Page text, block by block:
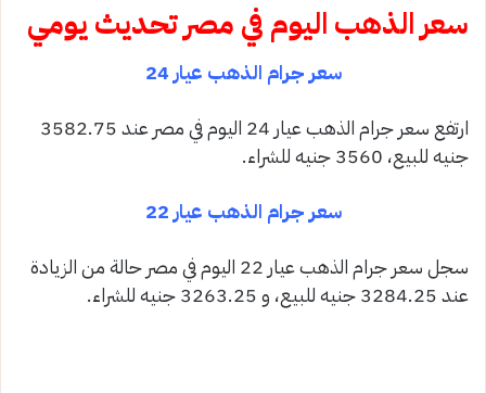
سعر الذهب اليوم في مصر تحديث يومي
سعر جرام الذهب عيار 24
ارتفع سعر جرام الذهب عيار 24 اليوم في مصر عند 3582.75
جنيه للبيع، 3560 جنيه للشراء.
سعر جرام الذهب عيار 22
سجل سعر جرام الذهب عيار 22 اليوم في مصر حالة من الزيادة
عند 3284.25 جنيه للبيع، و 3263.25 جنيه للشراء.